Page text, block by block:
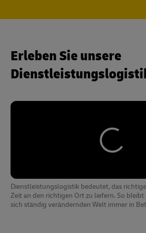
Erleben Sie unsere
Dienstleistungslogistik bedeutet, das
Zeit an den richtigen Ort zu liefern. So bleibt
sich ständig verändernden Welt immer in